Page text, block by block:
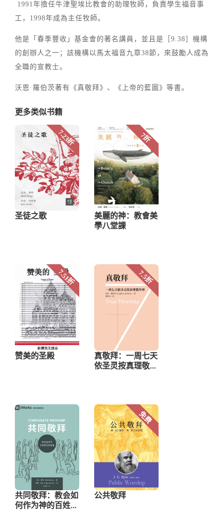
1991年擔任牛津聖埃比教會的助理牧師，負責學生福音事
工，1998年成為主任牧師。
他是「春季豐收」基金會的著名講員，並且是［9.38］機構
的創辦人之一；該機構以馬太福音九章38節，來鼓勵人成為
全職的宣教士。
沃恩·羅伯茨著有《真敬拜》、《上帝的藍圖》等書。
更多类似书籍